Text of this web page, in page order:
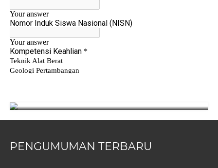
PENGUMUMAN TERBARU